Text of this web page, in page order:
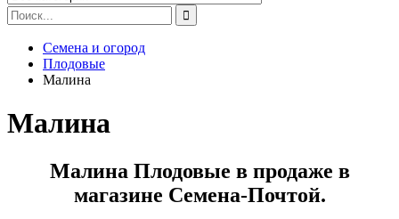
Семена и огород
Плодовые
Малина
Малина
Малина Плодовые в продаже в
магазине Семена-Почтой.